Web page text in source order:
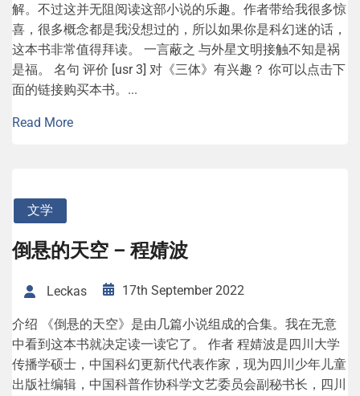
及天文学的理论，虽然作者有备注，不过我还是不是很理
解。不过这并无阻阅读这部小说的乐趣。作者带给我很多惊
喜，很多概念都是我没想过的，所以如果你是科幻迷的话，
这本书非常值得拜读。 一言蔽之 与外星文明接触不知是祸
是福。 名句 评价 [usr 3] 对《三体》有兴趣？ 你可以点击下
介绍 《倒悬的天空》是由几篇小说组成的合集。我在无意
中看到这本书就决定读一读它了。 作者 程婧波是四川大学
传播学硕士，中国科幻更新代代表作家，现为四川少年儿童